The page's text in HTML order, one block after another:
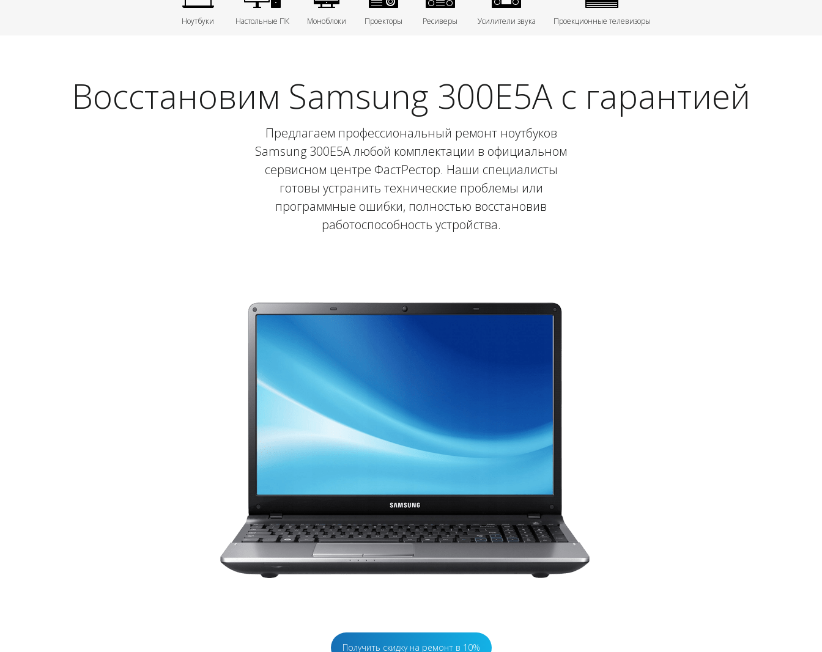
Ноутбуки Настольные ПК Моноблоки Проекторы Ресиверы Усилители звука Проекционные телевизоры
Восстановим Samsung 300E5A с гарантией
Предлагаем профессиональный ремонт ноутбуков
Samsung 300E5A любой комплектации в официальном
сервисном центре ФастРестор. Наши специалисты
готовы устранить технические проблемы или
программные ошибки, полностью восстановив
работоспособность устройства.
Получить скидку на ремонт в 10%